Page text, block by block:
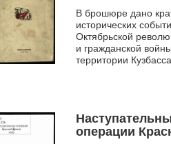
В брошюре дано
исторических
Октябрьской
и гражданской
территории Кузбасса
операции